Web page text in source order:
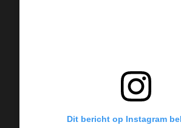
Dit bericht op Instagram